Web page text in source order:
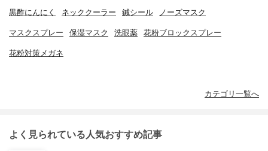
黒酢にんにく ネッククーラー 鍼シール ノーズマスク
マスクスプレー 保湿マスク 洗眼薬 花粉ブロックスプレー
花粉対策メガネ
カテゴリ一覧へ
よく見られている人気おすすめ記事